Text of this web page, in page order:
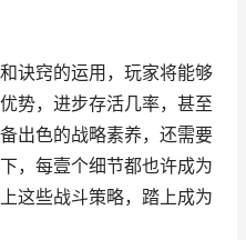
诀窍的运用，玩家将能够
势，进步存活几率，甚至
出色的战略素养，还需要
，每壹个细节都也许成为
这些战斗策略，踏上成为